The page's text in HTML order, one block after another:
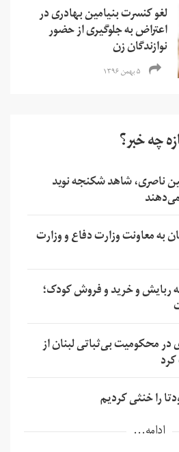
لغو کنسرت بنیامین بهادری در
اعتراض به جلوگیری از حضور
نوازندگان زن
۵ بهمن ۱۳۹۶
چه خبر؟
ناصری، شاهد شکنجه نوید
به معاونت وزارت دفاع و وزارت
و خرید و فروش کودک؛
در محکومیت بی‌ثباتی لبنان از
را خنثی کردیم
ادامه...